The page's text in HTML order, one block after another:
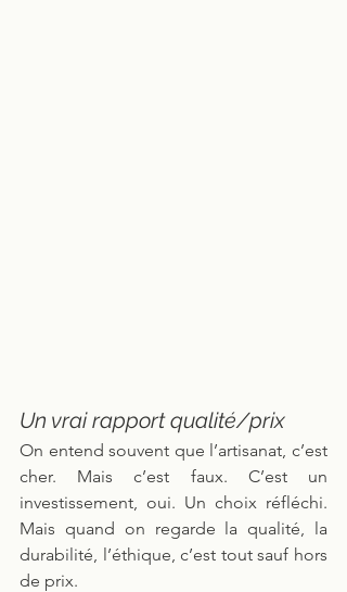
Un vrai rapport qualité/prix
On entend souvent que l’artisanat, c’est
cher. Mais c’est faux. C’est un
investissement, oui. Un choix réfléchi.
Mais quand on regarde la qualité, la
durabilité, l’éthique, c’est tout sauf hors
de prix.